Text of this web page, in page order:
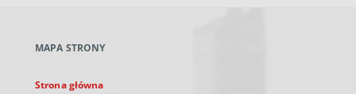
karcie
MAPA STRONY
Strona główna